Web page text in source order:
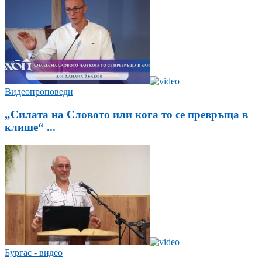
Видеопроповеди
„Силата на Словото или кога то се превръща в
клише“ ...
Бургас - видео